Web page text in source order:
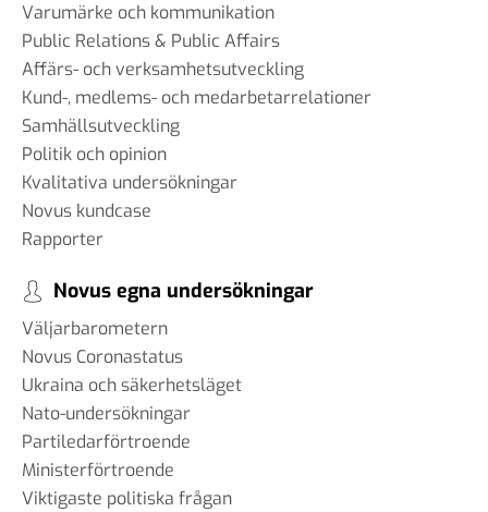
Varumärke och kommunikation
Public Relations & Public Affairs
Affärs- och verksamhetsutveckling
Kund-, medlems- och medarbetarrelationer
Samhällsutveckling
Politik och opinion
Kvalitativa undersökningar
Novus kundcase
Rapporter
Novus egna undersökningar
Väljarbarometern
Novus Coronastatus
Ukraina och säkerhetsläget
Nato-undersökningar
Partiledarförtroende
Ministerförtroende
Viktigaste politiska frågan